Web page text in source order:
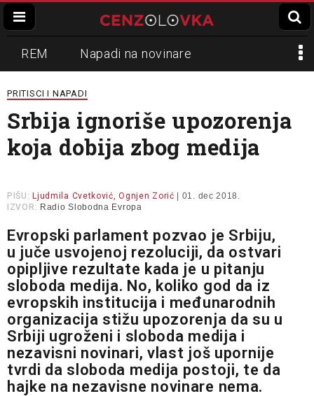
REM Napadi na novinare
Zvučni top
Propaganda Lokalni mediji
Informer Slavko Ćuruvija
PRITISCI I NAPADI
Srbija ignoriše upozorenja
koja dobija zbog medija
PIŠU: Ljudmila Cvetković, Ognjen Zorić | 01. dec 2018.
IZVOR: Radio Slobodna Evropa
Evropski parlament pozvao je Srbiju,
u juče usvojenoj rezoluciji, da ostvari
opipljive rezultate kada je u pitanju
sloboda medija. No, koliko god da iz
evropskih institucija i međunarodnih
organizacija stižu upozorenja da su u
Srbiji ugroženi i sloboda medija i
nezavisni novinari, vlast još upornije
tvrdi da sloboda medija postoji, te da
hajke na nezavisne novinare nema.